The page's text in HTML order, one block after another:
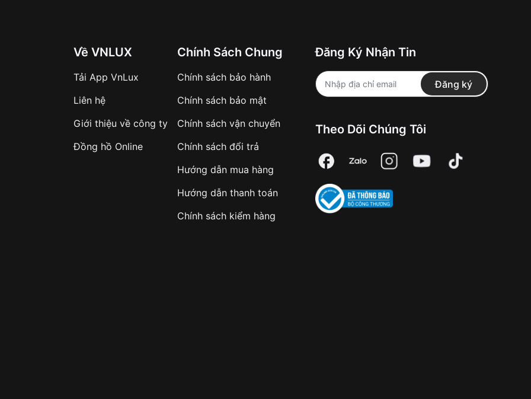
người đeo thường
Về VNLUX
Tải App VnLux
Liên hệ
Giới thiệu về công ty
Đồng hồ Online
Chính Sách Chung
Chính sách bảo hành
Chính sách bảo mật
Chính sách vận chuyển
Chính sách đổi trả
Hướng dẫn mua hàng
Hướng dẫn thanh toán
Chính sách kiểm hàng
Đăng Ký Nhận Tin
Đăng ký
Theo Dõi Chúng Tôi